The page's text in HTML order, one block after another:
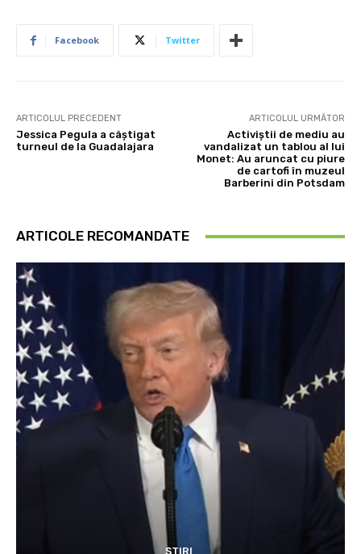
Facebook Twitter
ARTICOLUL PRECEDENT
Jessica Pegula a câştigat
turneul de la Guadalajara
ARTICOLUL URMĂTOR
Activiştii de mediu au
vandalizat un tablou al lui
Monet: Au aruncat cu piure
de cartofi în muzeul
Barberini din Potsdam
ARTICOLE RECOMANDATE
ȘTIRI